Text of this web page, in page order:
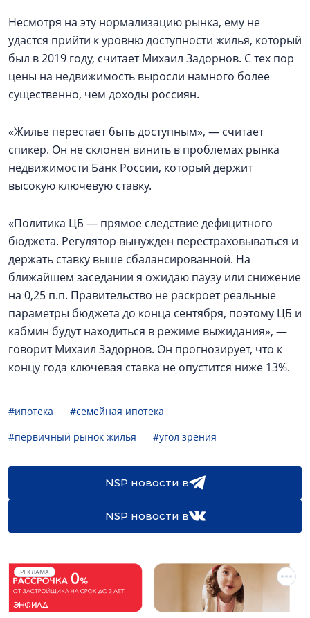
Несмотря на эту нормализацию рынка, ему не
удастся прийти к уровню доступности жилья, который
был в 2019 году, считает Михаил Задорнов. С тех пор
цены на недвижимость выросли намного более
существенно, чем доходы россиян.
«Жилье перестает быть доступным», — считает
спикер. Он не склонен винить в проблемах рынка
недвижимости Банк России, который держит
высокую ключевую ставку.
«Политика ЦБ — прямое следствие дефицитного
бюджета. Регулятор вынужден перестраховываться и
держать ставку выше сбалансированной. На
ближайшем заседании я ожидаю паузу или снижение
на 0,25 п.п. Правительство не раскроет реальные
параметры бюджета до конца сентября, поэтому ЦБ и
кабмин будут находиться в режиме выжидания», —
говорит Михаил Задорнов. Он прогнозирует, что к
концу года ключевая ставка не опустится ниже 13%.
#ипотека
#семейная ипотека
#первичный рынок жилья
#угол зрения
NSP новости в
NSP новости в
РЕКЛАМА